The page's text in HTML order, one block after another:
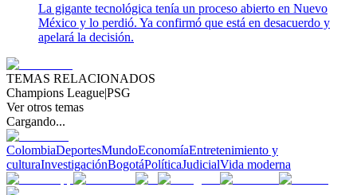
La gigante tecnológica tenía un proceso abierto en Nuevo
México y lo perdió. Ya confirmó que está en desacuerdo y
apelará la decisión.
TEMAS RELACIONADOS
Champions League|PSG
Ver otros temas
Cargando...
ColombiaDeportesMundoEconomíaEntretenimiento y
culturaInvestigaciónBogotáPolíticaJudicialVida moderna